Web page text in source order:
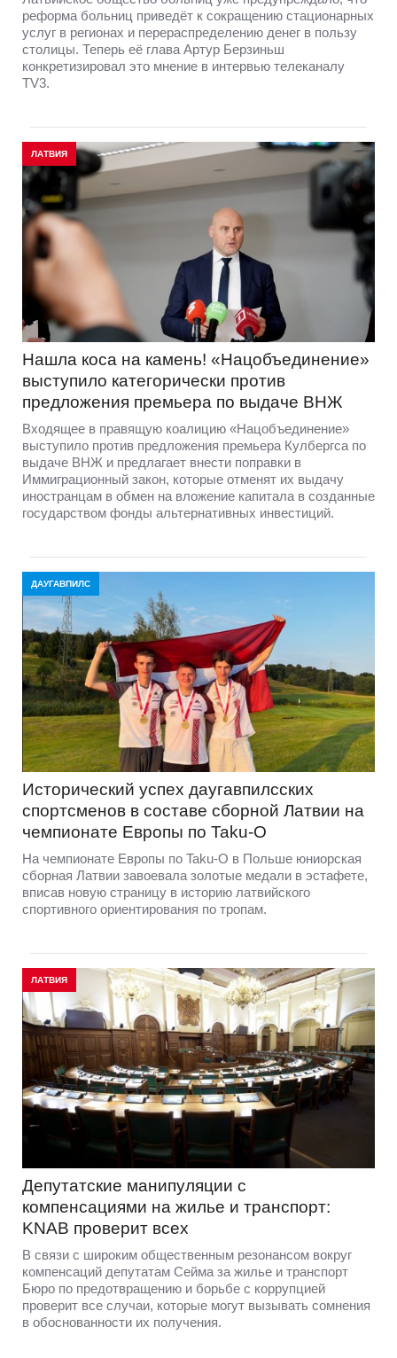
реформа больниц приведёт к сокращению стационарных
услуг в регионах и перераспределению денег в пользу
столицы. Теперь её глава Артур Берзиньш
конкретизировал это мнение в интервью телеканалу
TV3.
ЛАТВИЯ
Нашла коса на камень! «Нацобъединение»
выступило категорически против
предложения премьера по выдаче ВНЖ
Входящее в правящую коалицию «Нацобъединение»
выступило против предложения премьера Кулбергса по
выдаче ВНЖ и предлагает внести поправки в
Иммиграционный закон, которые отменят их выдачу
иностранцам в обмен на вложение капитала в созданные
государством фонды альтернативных инвестиций.
ДАУГАВПИЛС
Исторический успех даугавпилсских
спортсменов в составе сборной Латвии на
чемпионате Европы по Taku-O
На чемпионате Европы по Taku-O в Польше юниорская
сборная Латвии завоевала золотые медали в эстафете,
вписав новую страницу в историю латвийского
спортивного ориентирования по тропам.
ЛАТВИЯ
Депутатские манипуляции с
компенсациями на жилье и транспорт:
KNAB проверит всех
В связи с широким общественным резонансом вокруг
компенсаций депутатам Сейма за жилье и транспорт
Бюро по предотвращению и борьбе с коррупцией
проверит все случаи, которые могут вызывать сомнения
в обоснованности их получения.